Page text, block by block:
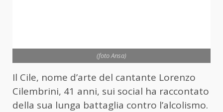
(foto Ansa)
Il Cile, nome d’arte del cantante Lorenzo
Cilembrini, 41 anni, sui social ha raccontato
della sua lunga battaglia contro l’alcolismo.